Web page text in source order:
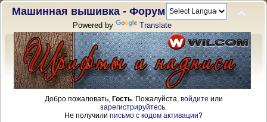
Машинная вышивка - Форум
Powered by Translate
Добро пожаловать, Гость. Пожалуйста, войдите или
зарегистрируйтесь
Не получили письмо с кодом активации?